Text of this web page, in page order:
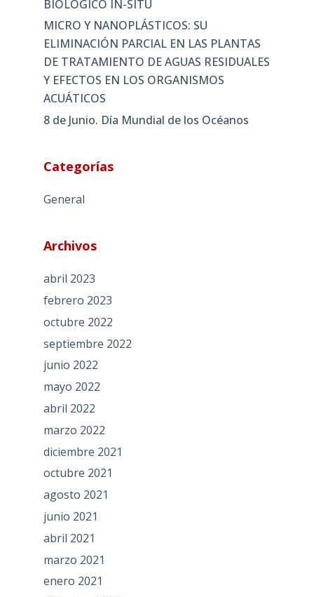
BIOLÓGICO IN-SITU
MICRO Y NANOPLÁSTICOS: SU
ELIMINACIÓN PARCIAL EN LAS PLANTAS
DE TRATAMIENTO DE AGUAS RESIDUALES
Y EFECTOS EN LOS ORGANISMOS
ACUÁTICOS
8 de Junio. Día Mundial de los Océanos
Categorías
General
Archivos
abril 2023
febrero 2023
octubre 2022
septiembre 2022
junio 2022
mayo 2022
abril 2022
marzo 2022
diciembre 2021
octubre 2021
agosto 2021
junio 2021
abril 2021
marzo 2021
enero 2021